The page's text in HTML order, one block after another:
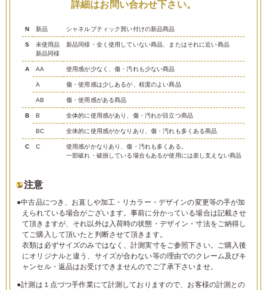
詳細はお問い合わせ下さい。
N 新品 シャネルブティック買い付けの新品商品
S
未使用品
新品同様
新品同様・全く使用していない商品、またはそれに近い商品
A AA 使用感が少なく、傷・汚れも少ない商品
A 傷・使用感は少しあるが、程度のよい商品
AB 傷・使用感がある商品
B B 全体的に使用感があり、傷・汚れが目立つ商品
BC 全体的に使用感がかなりあり、傷・汚れも多くある商品
C C
使用感がかなりあり、傷・汚れも多くある。
一部破れ・破損している場合もあるが使用には差し支えない商品
注意
●中古品につき、お直しや加工・リカラー・デザインの変更等の手が加
えられている場合がございます。事前に分かっている場合は記載させ
て頂きますが、それ以外は入荷時の状態・デザイン・寸法をご納得し
てご購入して頂いたと判断させて頂きます。
衣類は必ずサイズのみではなく、計測実寸をご参照下さい。ご購入後
にオリジナルと違う、サイズが合わない等の理由でのクレーム及びキ
ャンセル・返品はお受けできませんのでご了承下さいませ。
●計測は１点づつ手作業にて計測しておりますので、お客様の計測との